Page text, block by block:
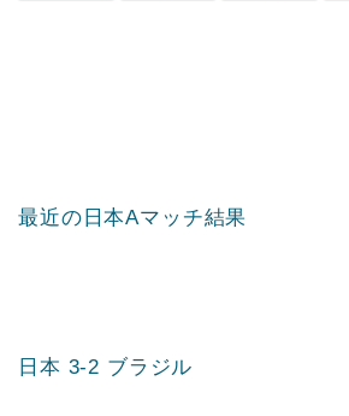
最近の日本Aマッチ結果
日本 3-2 ブラジル